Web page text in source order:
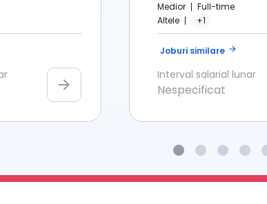
arrow_forward
Medior
Full-time
Altele
+1
Joburi similare arrow_forward
Interval salarial lunar
Nespecificat